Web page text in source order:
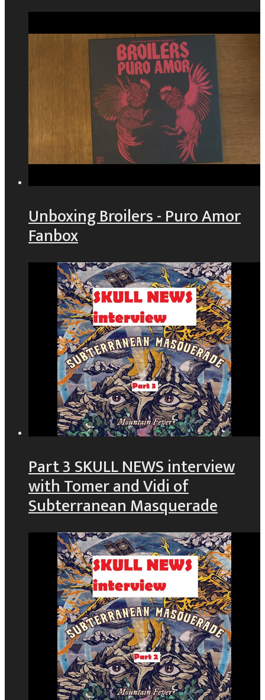
Unboxing Broilers - Puro Amor
Fanbox
Part 3 SKULL NEWS interview
with Tomer and Vidi of
Subterranean Masquerade